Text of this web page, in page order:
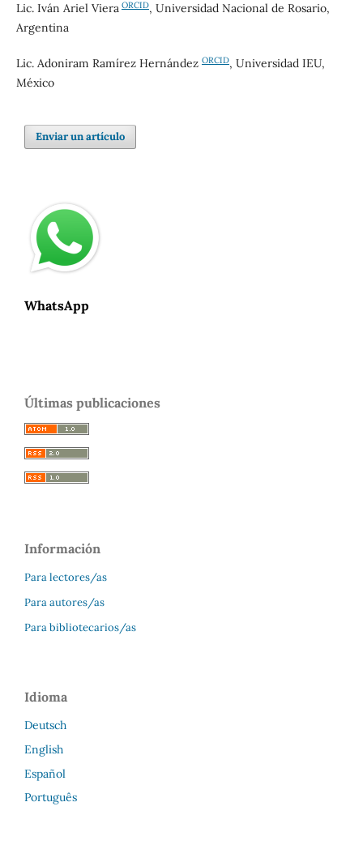
Lic. Iván Ariel Viera ORCID, Universidad Nacional de Rosario,
Argentina
Lic. Adoniram Ramírez Hernández ORCID, Universidad IEU,
México
Enviar un artículo
WhatsApp
Últimas publicaciones
Información
Para lectores/as
Para autores/as
Para bibliotecarios/as
Idioma
Deutsch
English
Español
Português